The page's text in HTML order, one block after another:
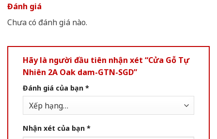
Đánh giá
Chưa có đánh giá nào.
Hãy là người đầu tiên nhận xét “Cửa Gỗ Tự
Nhiên 2A Oak dam-GTN-SGD”
Đánh giá của bạn *
Nhận xét của bạn *